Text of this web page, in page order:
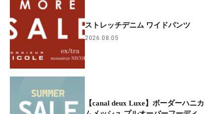
ストレッチデニム ワイドパンツ
2026.08.05
【canal deux Luxe】ボーダーハニカ